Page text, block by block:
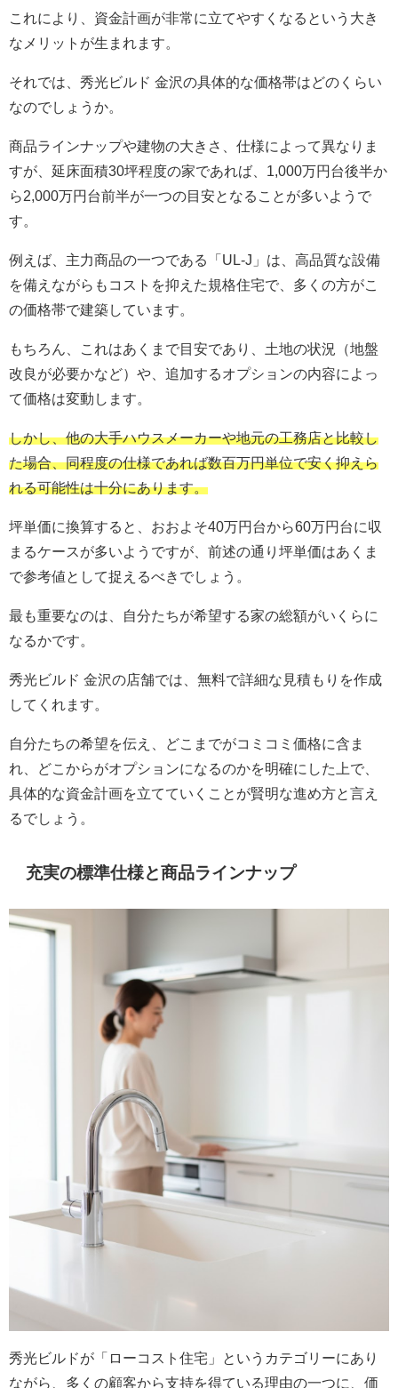
これにより、資金計画が非常に立てやすくなるという大き
なメリットが生まれます。
それでは、秀光ビルド 金沢の具体的な価格帯はどのくらい
なのでしょうか。
商品ラインナップや建物の大きさ、仕様によって異なりま
すが、延床面積30坪程度の家であれば、1,000万円台後半か
ら2,000万円台前半が一つの目安となることが多いようで
す。
例えば、主力商品の一つである「UL-J」は、高品質な設備
を備えながらもコストを抑えた規格住宅で、多くの方がこ
の価格帯で建築しています。
もちろん、これはあくまで目安であり、土地の状況（地盤
改良が必要かなど）や、追加するオプションの内容によっ
て価格は変動します。
しかし、他の大手ハウスメーカーや地元の工務店と比較し
た場合、同程度の仕様であれば数百万円単位で安く抑えら
れる可能性は十分にあります。
坪単価に換算すると、おおよそ40万円台から60万円台に収
まるケースが多いようですが、前述の通り坪単価はあくま
で参考値として捉えるべきでしょう。
最も重要なのは、自分たちが希望する家の総額がいくらに
なるかです。
秀光ビルド 金沢の店舗では、無料で詳細な見積もりを作成
してくれます。
自分たちの希望を伝え、どこまでがコミコミ価格に含ま
れ、どこからがオプションになるのかを明確にした上で、
具体的な資金計画を立てていくことが賢明な進め方と言え
るでしょう。
充実の標準仕様と商品ラインナップ
秀光ビルドが「ローコスト住宅」というカテゴリーにあり
ながら、多くの顧客から支持を得ている理由の一つに、価